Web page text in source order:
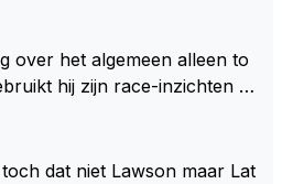
over het algemeen alleen to
hij zijn race-inzichten q
niets, dus wat dat betreft h
dat niet Lawson maar Lat